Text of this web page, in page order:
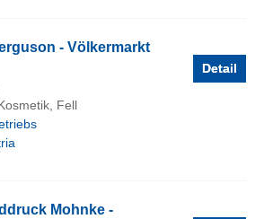
Detail
- Völkermarkt
Fell
Mohnke -